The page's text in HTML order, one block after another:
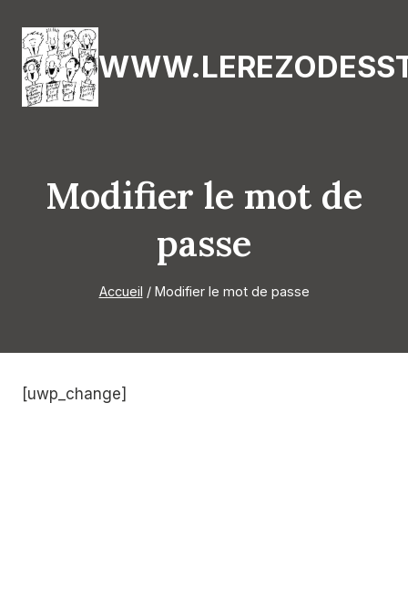
contenu
Modifier le mot de
passe
Accueil / Modifier le mot de passe
[uwp_change]